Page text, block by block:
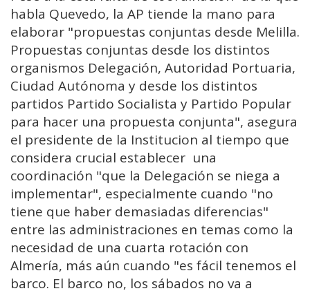
habla Quevedo, la AP tiende la mano para
elaborar "propuestas conjuntas desde Melilla.
Propuestas conjuntas desde los distintos
organismos Delegación, Autoridad Portuaria,
Ciudad Autónoma y desde los distintos
partidos Partido Socialista y Partido Popular
para hacer una propuesta conjunta", asegura
el presidente de la Institucion al tiempo que
considera crucial establecer una
coordinación "que la Delegación se niega a
implementar", especialmente cuando "no
tiene que haber demasiadas diferencias"
entre las administraciones en temas como la
necesidad de una cuarta rotación con
Almería, más aún cuando "es fácil tenemos el
barco. El barco no, los sábados no va a